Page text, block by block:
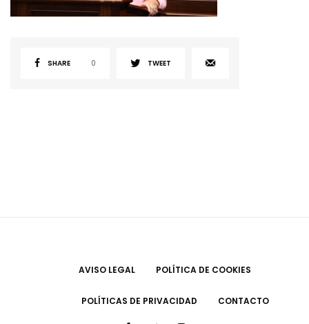
SHARE 0 TWEET
AVISO LEGAL POLÍTICA DE COOKIES
POLÍTICAS DE PRIVACIDAD CONTACTO